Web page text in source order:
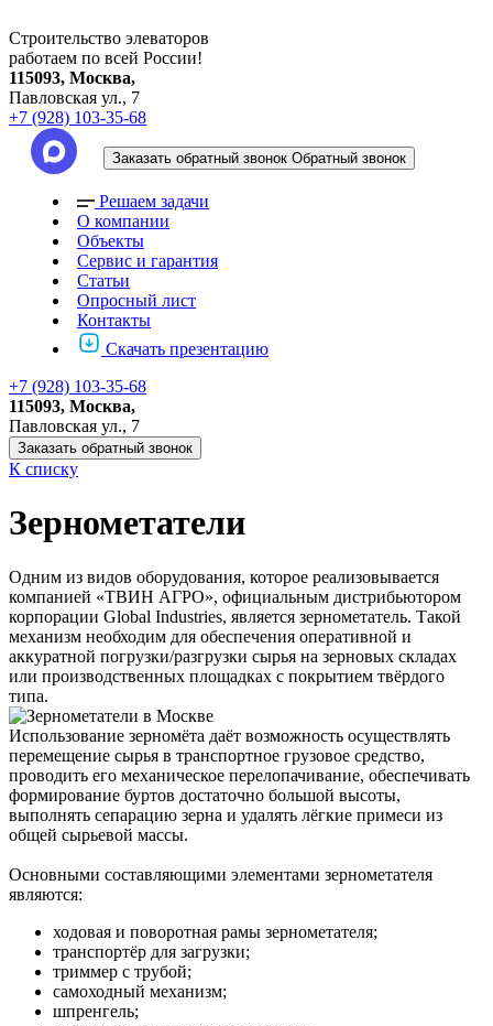
Строительство элеваторов
работаем по всей России!
115093, Москва,
Павловская ул., 7
+7 (928) 103-35-68
Заказать обратный звонок Обратный звонок
Решаем задачи
О компании
Объекты
Сервис и гарантия
Статьи
Опросный лист
Контакты
Скачать презентацию
+7 (928) 103-35-68
115093, Москва,
Павловская ул., 7
Заказать обратный звонок
К списку
Зернометатели
Одним из видов оборудования, которое реализовывается
компанией «ТВИН АГРО», официальным дистрибьютором
корпорации Global Industries, является зернометатель. Такой
механизм необходим для обеспечения оперативной и
аккуратной погрузки/разгрузки сырья на зерновых складах
или производственных площадках с покрытием твёрдого
типа.
Использование зерномёта даёт возможность осуществлять
перемещение сырья в транспортное грузовое средство,
проводить его механическое перелопачивание, обеспечивать
формирование буртов достаточно большой высоты,
выполнять сепарацию зерна и удалять лёгкие примеси из
общей сырьевой массы.
Основными составляющими элементами зернометателя
являются:
ходовая и поворотная рамы зернометателя;
транспортёр для загрузки;
триммер с трубой;
самоходный механизм;
шпренгель;